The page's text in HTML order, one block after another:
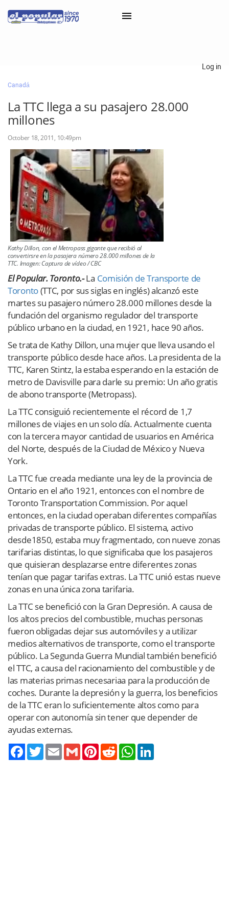
Classifieds
Categorías
Log in
Canadá
La TTC llega a su pasajero 28.000
millones
October 18, 2011, 10:49pm
Kathy Dillon, con el Metropass gigante que recibió al
convertirsre en la pasajera número 28.000 millones de la
TTC. Imagen: Captura de vídeo / CBC
El Popular. Toronto.-La Comisión de Transporte de
Toronto(TTC, por sus siglas en inglés) alcanzó este
martes su pasajero número 28.000 millones desde la
fundación del organismo regulador del transporte
público urbano en la ciudad, en 1921, hace 90 años.
Se trata de Kathy Dillon, una mujer que lleva usando el
transporte público desde hace años. La presidenta de la
TTC, Karen Stintz, la estaba esperando en la estación de
metro de Davisville para darle su premio: Un año gratis
de abono transporte (Metropass).
La TTC consiguió recientemente el récord de 1,7
millones de viajes en un solo día. Actualmente cuenta
con la tercera mayor cantidad de usuarios en América
del Norte, después de la Ciudad de México y Nueva
York.
La TTC fue creada mediante una ley de la provincia de
Ontario en el año 1921, entonces con el nombre de
Toronto Transportation Commission. Por aquel
entonces, en la ciudad operaban diferentes compañías
privadas de transporte público. El sistema, activo
desde1850, estaba muy fragmentado, con nueve zonas
tarifarias distintas, lo que significaba que los pasajeros
que quisieran desplazarse entre diferentes zonas
tenían que pagar tarifas extras. La TTC unió estas nueve
zonas en una única zona tarifaria.
La TTC se benefició con la Gran Depresión. A causa de
los altos precios del combustible, muchas personas
fueron obligadas dejar sus automóviles y a utilizar
medios alternativos de transporte, como el transporte
público. La Segunda Guerra Mundial también benefició
el TTC, a causa del racionamiento del combustible y de
las materias primas necesariaa para la producción de
coches. Durante la depresión y la guerra, los beneficios
de la TTC eran lo suficientemente altos como para
operar con autonomía sin tener que depender de
ayudas externas.
TwitterEmail Gmail PinterestReddit WhatsApp